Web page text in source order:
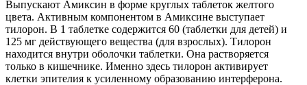
Выпускают Амиксин в форме круглых таблеток желтого
цвета. Активным компонентом в Амиксине выступает
тилорон. В 1 таблетке содержится 60 (таблетки для детей) и
125 мг действующего вещества (для взрослых). Тилорон
находится внутри оболочки таблетки. Она растворяется
только в кишечнике. Именно здесь тилорон активирует
клетки эпителия к усиленному образованию интерферона.